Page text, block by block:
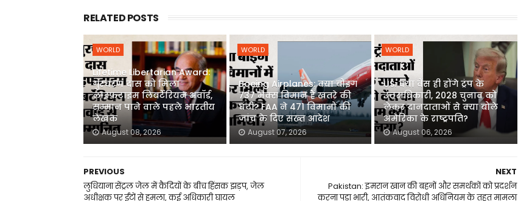
RELATED POSTS
WORLD
Lifetime Libertarian Award:
गुरचरण दास को मिला
लाइफटाइम लिबर्टेरियन अवॉर्ड,
सम्मान पाने वाले पहले भारतीय
लेखक
August 08, 2026
WORLD
Boeing Airplanes: क्या बोइंग
737 मैक्स विमान हैं खतरे की
घंटी? FAA ने 471 विमानों की
जांच के दिए सख्त आदेश
August 07, 2026
WORLD
US: क्या वेंस ही होंगे ट्रंप के
उत्तराधिकारी, 2028 चुनाव को
लेकर दानदाताओं से क्या बोले
अमेरिका के राष्ट्रपति?
August 06, 2026
NEXT
Pakistan: इमरान खान की बहनों और समर्थकों को प्रदर्शन
करना पड़ा भारी, आतंकवाद विरोधी अधिनियम के तहत मामला
PREVIOUS
लुधियाना सेंट्रल जेल में कैदियों के बीच हिंसक झड़प, जेल
अधीक्षक पर ईंटों से हमला, कई अधिकारी घायल